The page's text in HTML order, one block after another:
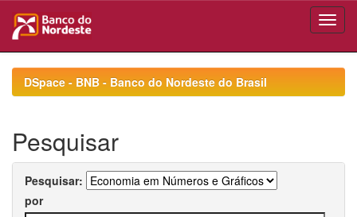
navigationDSpace - BNB - Banco do Nordeste do Brasil
Pesquisar
Pesquisar:
por